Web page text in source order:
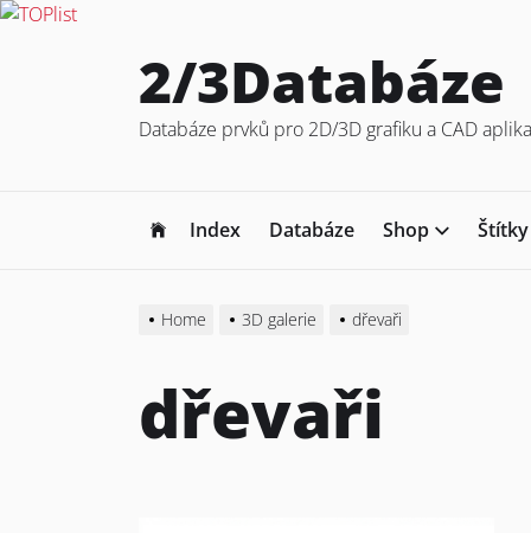
2/3Databáze
Databáze prvků pro 2D/3D grafiku a CAD
Index Databáze Shop Štítky
Home 3D galerie dřevaři
dřevaři